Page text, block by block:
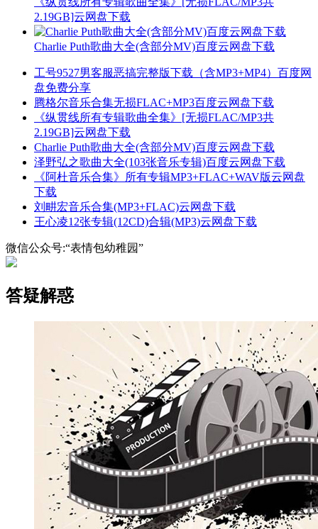
2.19GB]云网盘下载
Charlie Puth歌曲大全(含部分MV)百度云网盘下载
工号9527男客服恶搞完整版下载（含MP3+MP4）百度网
盘免费分享
腾格尔音乐合集无损FLAC+MP3百度云网盘下载
《纵贯线所有专辑歌曲全集》[无损FLAC/MP3共
2.19GB]云网盘下载
Charlie Puth歌曲大全(含部分MV)百度云网盘下载
泽野弘之歌曲大全(103张音乐专辑)百度云网盘下载
《阿杜音乐合集》所有专辑MP3+FLAC+WAV版云网盘
下载
刘畊宏音乐合集(MP3+FLAC)云网盘下载
王心凌12张专辑(12CD)合辑(MP3)云网盘下载
微信公众号:“表情包幼稚园”
答疑解惑